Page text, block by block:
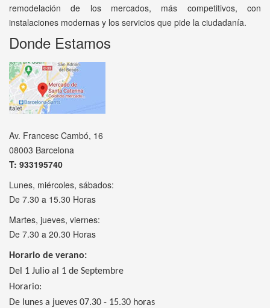
remodelación de los mercados, más competitivos, con
instalaciones modernas y los servicios que pide la ciudadanía.
Donde Estamos
Av. Francesc Cambó, 16
08003 Barcelona
T: 933195740
Lunes, miércoles, sábados:
De 7.30 a 15.30 Horas
Martes, jueves, viernes:
De 7.30 a 20.30 Horas
Horario de verano:
Del 1 Julio al 1 de Septembre
Horario:
De lunes a jueves 07.30 - 15.30 horas